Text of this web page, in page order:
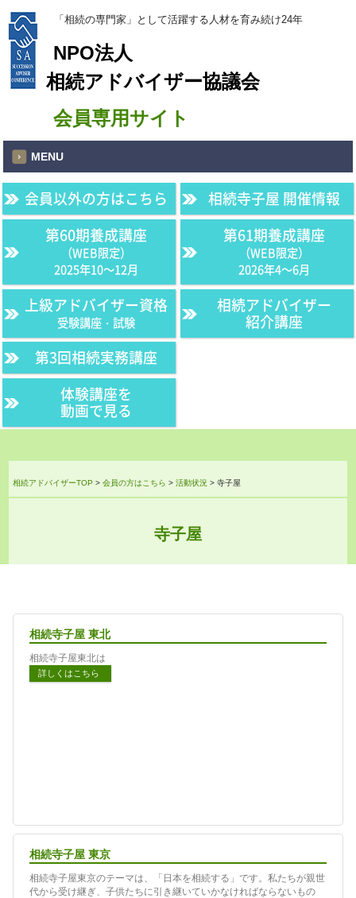
「相続の専門家」として活躍する人材を育み続け24年
NPO法人
相続アドバイザー協議会
会員専用サイト
MENU
会員以外の方はこちら
相続寺子屋 開催情報
第60期養成講座
（WEB限定）
2025年10〜12月
第61期養成講座
（WEB限定）
2026年4〜6月
上級アドバイザー資格
受験講座・試験
第3回相続実務講座
相続アドバイザー
紹介講座
体験講座を
動画で見る
相続アドバイザーTOP >会員の方はこちら >活動状況 >寺子屋
寺子屋
相続寺子屋 東北
相続寺子屋東北は
詳しくはこちら
相続寺子屋 東京
相続寺子屋東京のテーマは、「日本を相続する」です。私たちが親世
代から受け継ぎ、子供たちに引き継いていかなければならないもの